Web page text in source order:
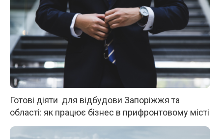
Готові діяти для відбудови Запоріжжя та
області: як працює бізнес в прифронтовому місті